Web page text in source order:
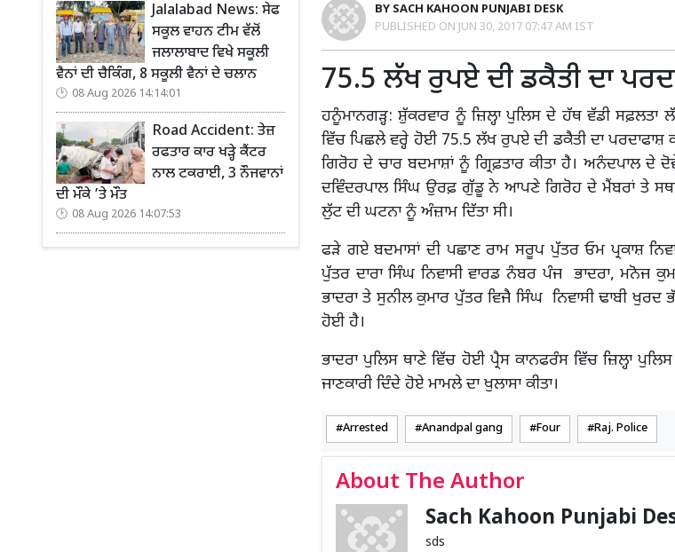
Jalalabad News: ਸੇਫ
ਸਕੂਲ ਵਾਹਨ ਟੀਮ ਵੱਲੋਂ
ਜਲਾਲਾਬਾਦ ਵਿਖੇ ਸਕੂਲੀ
ਵੈਨਾਂ ਦੀ ਚੈਕਿੰਗ, 8 ਸਕੂਲੀ ਵੈਨਾਂ ਦੇ ਚਲਾਨ
08 Aug 2026 14:14:01
Road Accident: ਤੇਜ਼
ਰਫਤਾਰ ਕਾਰ ਖੜ੍ਹੇ ਕੈਂਟਰ
ਨਾਲ ਟਕਰਾਈ, 3 ਨੌਜਵਾਨਾਂ
ਦੀ ਮੌਕੇ ’ਤੇ ਮੌਤ
08 Aug 2026 14:07:53
BY SACH KAHOON PUNJABI DESK
PUBLISHED ON JUN 30, 2017 07:47 AM IST
75.5 ਲੱਖ ਰੁਪਏ ਦੀ ਡਕੈਤੀ ਦਾ
ਹਨੂੰਮਾਨਗੜ੍ਹ: ਸ਼ੁੱਕਰਵਾਰ ਨੂੰ ਜ਼ਿਲ੍ਹਾ ਪੁਲਿਸ ਦੇ ਹੱਥ ਵੱਡੀ ਸਫ਼ਲਤਾ
ਵਿੱਚ ਪਿਛਲੇ ਵਰ੍ਹੇ ਹੋਈ 75.5 ਲੱਖ ਰੁਪਏ ਦੀ ਡਕੈਤੀ ਦਾ
ਗਿਰੋਹ ਦੇ ਚਾਰ ਬਦਮਾਸ਼ਾਂ ਨੂੰ ਗ੍ਰਿਫ਼ਤਾਰ ਕੀਤਾ ਹੈ। ਅਨੰਦਪਾਲ ਦੇ
ਦਵਿੰਦਰਪਾਲ ਸਿੰਘ ਉਰਫ਼ ਗੁੱਡੂ ਨੇ ਆਪਣੇ ਗਿਰੋਹ ਦੇ ਮੈਂਬਰਾਂ ਤੇ
ਲੁੱਟ ਦੀ ਘਟਨਾ ਨੂੰ ਅੰਜ਼ਾਮ ਦਿੱਤਾ ਸੀ।
ਫੜੇ ਗਏ ਬਦਮਾਸਾਂ ਦੀ ਪਛਾਣ ਰਾਮ ਸਰੂਪ ਪੁੱਤਰ ਓਮ ਪ੍ਰਕਾਸ਼
ਪੁੱਤਰ ਦਾਰਾ ਸਿੰਘ ਨਿਵਾਸੀ ਵਾਰਡ ਨੰਬਰ ਪੰਜ ਭਾਦਰਾ, ਮਨੋਜ
ਭਾਦਰਾ ਤੇ ਸੁਨੀਲ ਕੁਮਾਰ ਪੁੱਤਰ ਵਿਜੈ ਸਿੰਘ ਨਿਵਾਸੀ ਢਾਬੀ ਖੁਰਦ
ਹੋਈ ਹੈ।
ਭਾਦਰਾ ਪੁਲਿਸ ਥਾਣੇ ਵਿੱਚ ਹੋਈ ਪ੍ਰੈਸ ਕਾਨਫਰੰਸ ਵਿੱਚ ਜ਼ਿਲ੍ਹਾ
ਜਾਣਕਾਰੀ ਦਿੰਦੇ ਹੋਏ ਮਾਮਲੇ ਦਾ ਖੁਲਾਸਾ ਕੀਤਾ।
Arrested Anandpal gang Four Raj. Police
About The Author
Sach Kahoon Punjabi
sds